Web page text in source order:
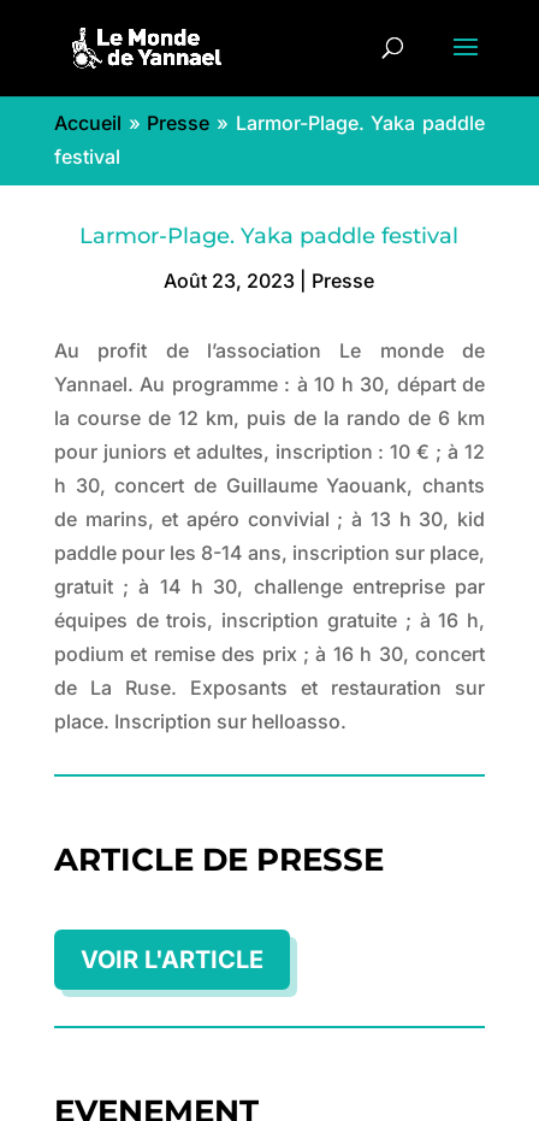
Accueil » Presse » Larmor-Plage. Yaka paddle
festival
Larmor-Plage. Yaka paddle festival
Août 23, 2023 Presse
Au profit de l’association Le monde de
Yannael. Au programme : à 10 h 30, départ de
la course de 12 km, puis de la rando de 6 km
pour juniors et adultes, inscription : 10 € ; à 12
h 30, concert de Guillaume Yaouank, chants
de marins, et apéro convivial ; à 13 h 30, kid
paddle pour les 8-14 ans, inscription sur place,
gratuit ; à 14 h 30, challenge entreprise par
équipes de trois, inscription gratuite ; à 16 h,
podium et remise des prix ; à 16 h 30, concert
de La Ruse. Exposants et restauration sur
place. Inscription sur helloasso.
ARTICLE DE PRESSE
VOIR L'ARTICLE
EVENEMENT